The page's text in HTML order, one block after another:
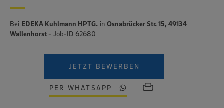
Bei EDEKA Kuhlmann HPTG. in Osnabrücker Str. 15, 49134
Wallenhorst - Job-ID 62680
JETZT BEWERBEN
PER WHATSAPP